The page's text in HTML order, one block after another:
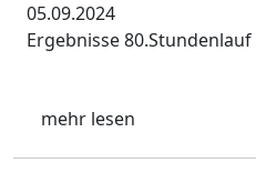
05.09.2024
Ergebnisse
mehr lesen